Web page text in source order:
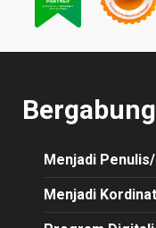
Menjadi
Menjadi